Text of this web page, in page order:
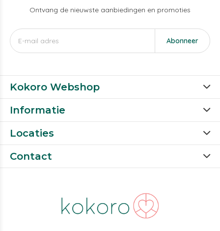
Ontvang de nieuwste aanbiedingen en promoties
Abonneer
Kokoro Webshop
Informatie
Locaties
Contact